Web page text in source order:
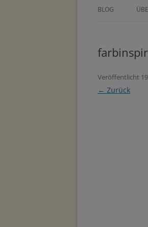
BLOG
Veröffentlicht
← Zurück